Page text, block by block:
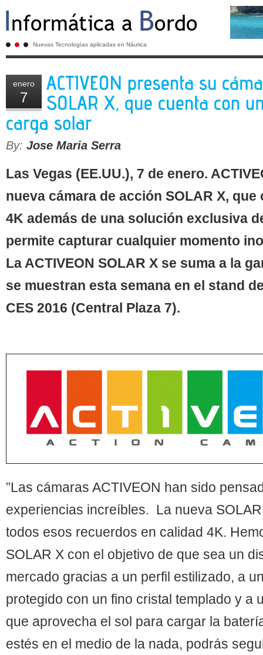
Nuevas Tecnologías aplicadas en Náutica
enero
7
By: Jose Maria Serra
Las Vegas (EE.UU.), 7 de enero.
nueva cámara de acción SOLAR X,
4K además de una solución exclusiva
permite capturar cualquier momento
La ACTIVEON SOLAR X se suma a la
se muestran esta semana en el stand
CES 2016 (Central Plaza 7).
”Las cámaras ACTIVEON han sido
experiencias increíbles. La nueva
todos esos recuerdos en calidad 4K.
SOLAR X con el objetivo de que sea un
mercado gracias a un perfil estilizado, a
protegido con un fino cristal templado y a
que aprovecha el sol para cargar la
estés en el medio de la nada, podrás